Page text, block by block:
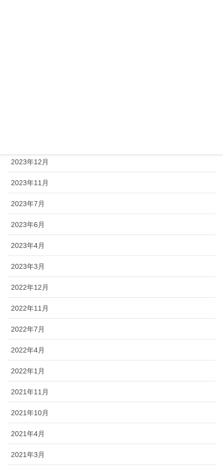
2023年12月
2023年11月
2023年7月
2023年6月
2023年4月
2023年3月
2022年12月
2022年11月
2022年7月
2022年4月
2022年1月
2021年11月
2021年10月
2021年4月
2021年3月